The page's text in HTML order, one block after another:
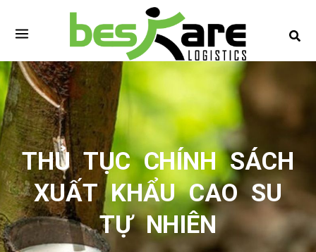
THỦ TỤC CHÍNH SÁCH
XUẤT KHẨU CAO SU
TỰ NHIÊN